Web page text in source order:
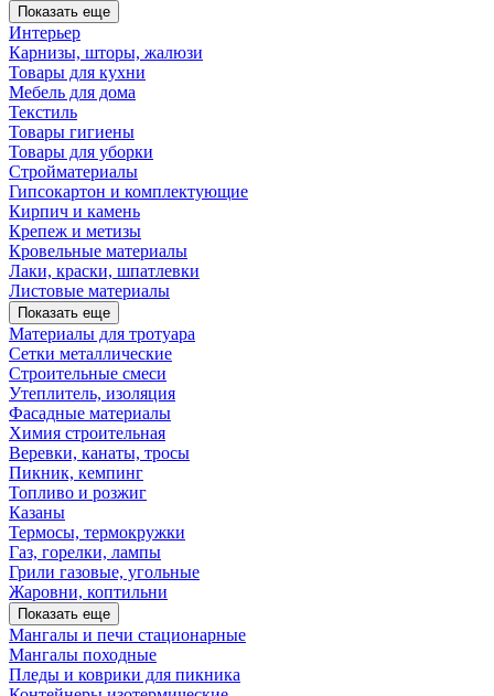
Показать еще
Интерьер
Карнизы, шторы, жалюзи
Товары для кухни
Мебель для дома
Текстиль
Товары гигиены
Товары для уборки
Стройматериалы
Гипсокартон и комплектующие
Кирпич и камень
Крепеж и метизы
Кровельные материалы
Лаки, краски, шпатлевки
Листовые материалы
Показать еще
Материалы для тротуара
Сетки металлические
Строительные смеси
Утеплитель, изоляция
Фасадные материалы
Химия строительная
Веревки, канаты, тросы
Пикник, кемпинг
Топливо и розжиг
Казаны
Термосы, термокружки
Газ, горелки, лампы
Грили газовые, угольные
Жаровни, коптильни
Показать еще
Мангалы и печи стационарные
Мангалы походные
Пледы и коврики для пикника